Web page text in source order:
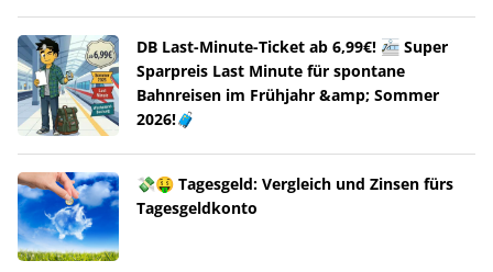
DB Last-Minute-Ticket ab 6,99€! 🚈 Super
Sparpreis Last Minute für spontane
Bahnreisen im Frühjahr &amp; Sommer
2026!🧳
💸🤑 Tagesgeld: Vergleich und Zinsen fürs
Tagesgeldkonto